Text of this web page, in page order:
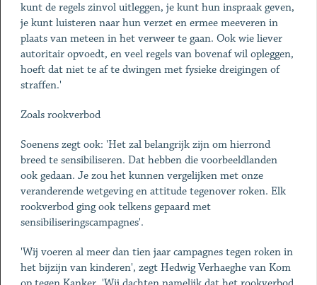
kunt de regels zinvol uitleggen, je kunt hun inspraak geven,
je kunt luisteren naar hun verzet en ermee meeveren in
plaats van meteen in het verweer te gaan. Ook wie liever
autoritair opvoedt, en veel regels van bovenaf wil opleggen,
hoeft dat niet te af te dwingen met fysieke dreigingen of
straffen.'
Zoals rookverbod
Soenens zegt ook: 'Het zal belangrijk zijn om hierrond
breed te sensibiliseren. Dat hebben die voorbeeldlanden
ook gedaan. Je zou het kunnen vergelijken met onze
veranderende wetgeving en attitude tegenover roken. Elk
rook­verbod ging ook telkens gepaard met
sensibiliseringscampagnes'.
'Wij voeren al meer dan tien jaar campagnes tegen roken in
het bijzijn van kinderen', zegt Hedwig Verhaeghe van Kom